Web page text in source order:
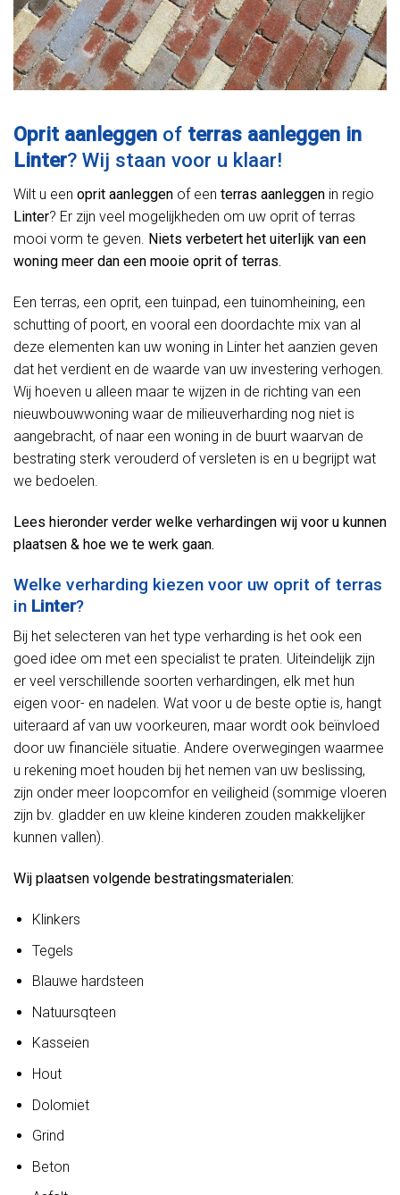
Oprit aanleggen of terras aanleggen in
Linter? Wij staan voor u klaar!
Wilt u een oprit aanleggen of een terras aanleggen in regio
Linter? Er zijn veel mogelijkheden om uw oprit of terras
mooi vorm te geven. Niets verbetert het uiterlijk van een
woning meer dan een mooie oprit of terras.
Een terras, een oprit, een tuinpad, een tuinomheining, een
schutting of poort, en vooral een doordachte mix van al
deze elementen kan uw woning in Linter het aanzien geven
dat het verdient en de waarde van uw investering verhogen.
Wij hoeven u alleen maar te wijzen in de richting van een
nieuwbouwwoning waar de milieuverharding nog niet is
aangebracht, of naar een woning in de buurt waarvan de
bestrating sterk verouderd of versleten is en u begrijpt wat
we bedoelen.
Lees hieronder verder welke verhardingen wij voor u kunnen
plaatsen & hoe we te werk gaan.
Welke verharding kiezen voor uw oprit of terras
in Linter?
Bij het selecteren van het type verharding is het ook een
goed idee om met een specialist te praten. Uiteindelijk zijn
er veel verschillende soorten verhardingen, elk met hun
eigen voor- en nadelen. Wat voor u de beste optie is, hangt
uiteraard af van uw voorkeuren, maar wordt ook beïnvloed
door uw financiële situatie. Andere overwegingen waarmee
u rekening moet houden bij het nemen van uw beslissing,
zijn onder meer loopcomfor en veiligheid (sommige vloeren
zijn bv. gladder en uw kleine kinderen zouden makkelijker
kunnen vallen).
Wij plaatsen volgende bestratingsmaterialen:
Klinkers
Tegels
Blauwe hardsteen
Natuursqteen
Kasseien
Hout
Dolomiet
Grind
Beton